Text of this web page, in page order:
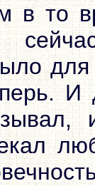
в то
для
И